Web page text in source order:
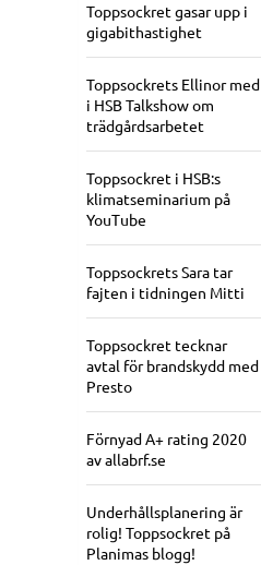
Toppsockret gasar upp i
gigabithastighet
Toppsockrets Ellinor med
i HSB Talkshow om
trädgårdsarbetet
Toppsockret i HSB:s
klimatseminarium på
YouTube
Toppsockrets Sara tar
fajten i tidningen Mitti
Toppsockret tecknar
avtal för brandskydd med
Presto
Förnyad A+ rating 2020
av allabrf.se
Underhållsplanering är
rolig! Toppsockret på
Planimas blogg!